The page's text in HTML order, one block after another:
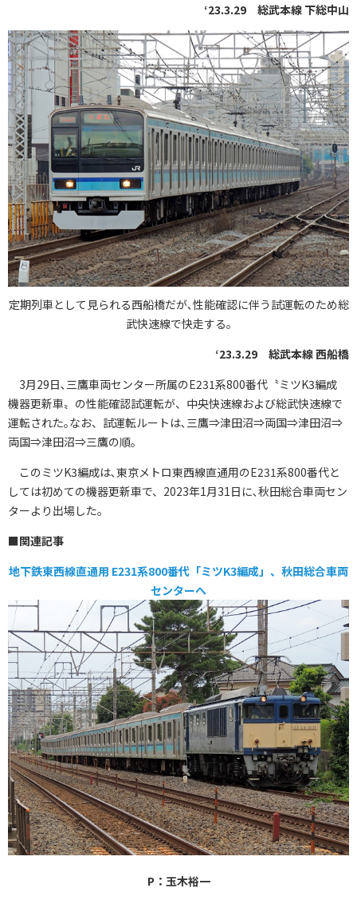
‘23.3.29 総武本線 下総中山
定期列車として見られる西船橋だが､性能確認に伴う試運転のため総
武快速線で快走する｡
‘23.3.29 総武本線 西船橋
3月29日､三鷹車両センター所属のE231系800番代〝ミツK3編成
機器更新車〟の性能確認試運転が、中央快速線および総武快速線で
運転された｡なお、試運転ルートは､三鷹⇒津田沼⇒両国⇒津田沼⇒
両国⇒津田沼⇒三鷹の順｡
このミツK3編成は､東京メトロ東西線直通用のE231系800番代と
しては初めての機器更新車で、2023年1月31日に､秋田総合車両セン
ターより出場した｡
■関連記事
地下鉄東西線直通用 E231系800番代「ミツK3編成」、秋田総合車両
センターへ
P：玉木裕一